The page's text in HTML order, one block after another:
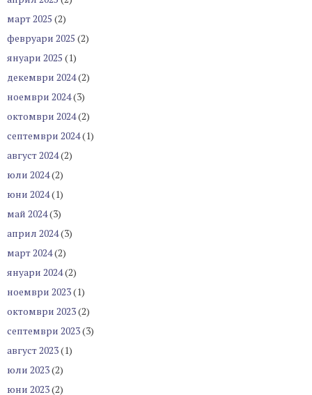
март 2025 (2)
февруари 2025 (2)
януари 2025 (1)
декември 2024(2)
ноември 2024(3)
октомври 2024(2)
септември 2024(1)
август 2024(2)
юли 2024(2)
юни 2024(1)
май 2024(3)
април 2024(3)
март 2024(2)
януари 2024(2)
ноември 2023(1)
октомври 2023(2)
септември 2023(3)
август 2023(1)
юли 2023(2)
юни 2023(2)